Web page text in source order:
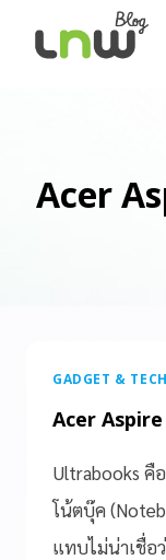
Acer
GADGET & TECH
Acer
Ultrabooks คื
โน้ตบุ๊ค
แทบไม่น่าเชื่อ